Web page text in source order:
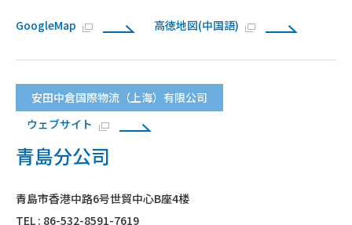
GoogleMap 高徳地図(中国語)
安田中倉国際物流（上海）有限公司
ウェブサイト
青島分公司
青島市香港中路6号世貿中心B座4楼
TEL : 86-532-8591-7619